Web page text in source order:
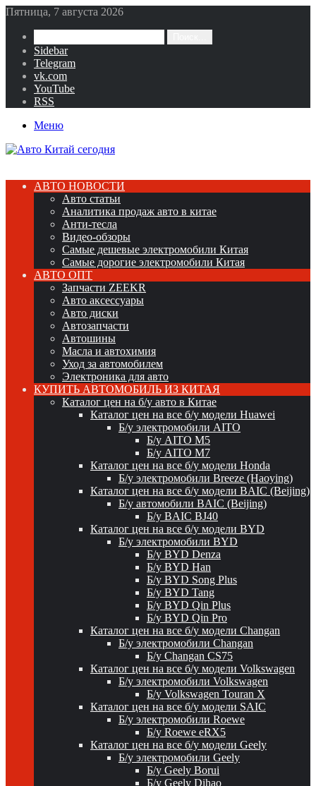
Пятница, 7 августа 2026
Sidebar
Telegram
vk.com
YouTube
RSS
Меню
АВТО НОВОСТИ
Авто статьи
Аналитика продаж авто в китае
Анти-тесла
Видео-обзоры
Самые дешевые электромобили Китая
Самые дорогие электромобили Китая
АВТО ОПТ
Запчасти ZEEKR
Авто аксессуары
Авто диски
Автозапчасти
Автошины
Масла и автохимия
Уход за автомобилем
Электроника для авто
КУПИТЬ АВТОМОБИЛЬ ИЗ КИТАЯ
Каталог цен на б/у авто в Китае
Каталог цен на все б/у модели Huawei
Б/у электромобили AITO
Б/у AITO M5
Б/у AITO M7
Каталог цен на все б/у модели Honda
Б/у электромобили Breeze (Haoying)
Каталог цен на все б/у модели BAIC (Beijing)
Б/у автомобили BAIC (Beijing)
Б/у BAIC BJ40
Каталог цен на все б/у модели BYD
Б/у электромобили BYD
Б/у BYD Denza
Б/у BYD Han
Б/у BYD Song Plus
Б/у BYD Tang
Б/у BYD Qin Plus
Б/у BYD Qin Pro
Каталог цен на все б/у модели Changan
Б/у электромобили Changan
Б/у Changan CS75
Каталог цен на все б/у модели Volkswagen
Б/у электромобили Volkswagen
Б/у Volkswagen Touran X
Каталог цен на все б/у модели SAIC
Б/у электромобили Roewe
Б/у Roewe eRX5
Каталог цен на все б/у модели Geely
Б/у электромобили Geely
Б/у Geely Borui
Б/у Geely Dihao